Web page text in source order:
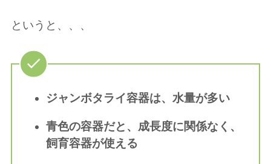
というと、、、
ジャンボタライ容器は、水量が多い
青色の容器だと、成長度に関係なく、
飼育容器が使える